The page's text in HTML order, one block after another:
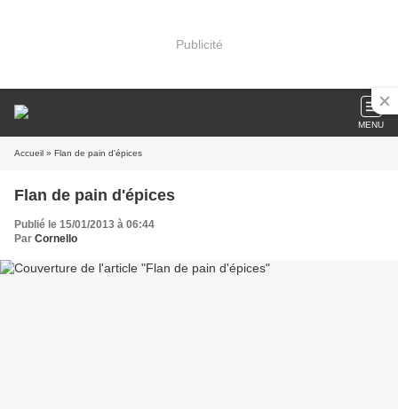
Publicité
MENU
Accueil » Flan de pain d'épices
Flan de pain d'épices
Publié le 15/01/2013 à 06:44
Par Cornello